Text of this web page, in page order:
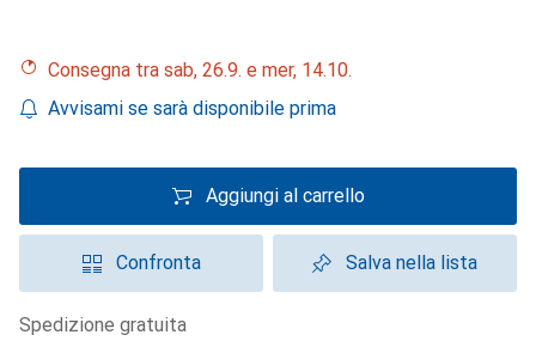
Consegna tra sab, 26.9. e mer, 14.10.
Avvisami se sarà disponibile prima
Aggiungi al carrello
Confronta Salva nella lista
spedizione gratuita